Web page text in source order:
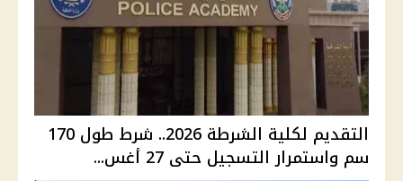
التقديم لكلية الشرطة 2026.. شرط طول 170
سم واستمرار التسجيل حتى 27 أغس...